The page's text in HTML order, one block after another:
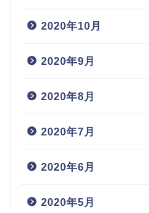
2020年10月
2020年9月
2020年8月
2020年7月
2020年6月
2020年5月